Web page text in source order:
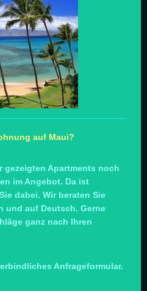
auf Maui?
gezeigten Apartments noch
im Angebot. Da ist
dabei. Wir beraten Sie
auf Deutsch. Gerne
ganz nach Ihren
Anfrageformular.